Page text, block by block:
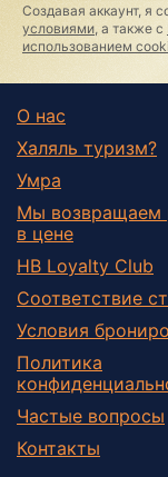
Создавая аккаунт, я
условиями , а также с
использованием
О нас
Халяль туризм?
Умра
Мы возвращаем
в цене
HB Loyalty Club
Соответствие
Условия
Политика
Частые вопросы
Контакты